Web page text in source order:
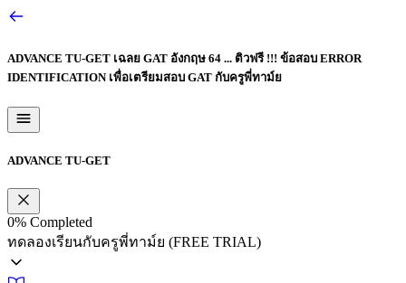
ADVANCE TU-GET เฉลย GAT อังกฤษ 64 ... ติวฟรี !!! ข้อสอบ ERROR
IDENTIFICATION เพื่อเตรียมสอบ GAT กับครูพี่ทาม์ย
ADVANCE TU-GET
0% Completed
ทดลองเรียนกับครูพี่ทาม์ย (FREE TRIAL)